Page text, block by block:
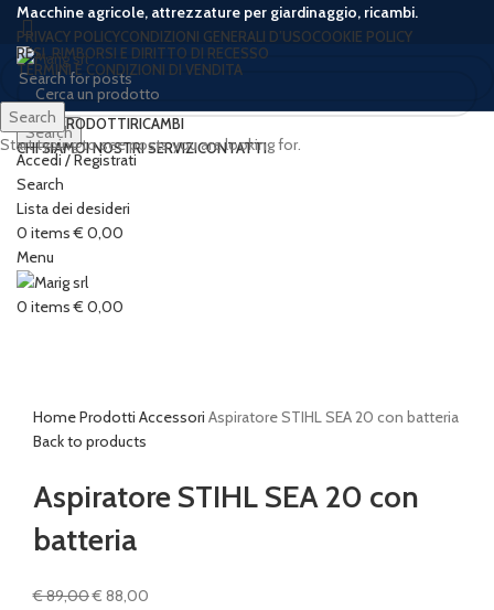
Macchine agricole, attrezzature per giardinaggio, ricambi.
PRIVACY POLICYCONDIZIONI GENERALI D’USOCOOKIE POLICY
RESI, RIMBORSI E DIRITTO DI RECESSO
TERMINI E CONDIZIONI DI VENDITA
Search
Accedi / Registrati
Search
Lista dei desideri
0 items € 0,00
Menu
0 items € 0,00
HOME PRODOTTIRICAMBI
CHI SIAMOI NOSTRI SERVIZICONTATTI
-1%
Click to enlarge
HomeProdotti Accessori Aspiratore STIHL SEA 20 con batteria
Back to products
Aspiratore STIHL SEA 20 con
batteria
€89,00Il€ 88,00
Search
Start typing to see posts you are looking for.